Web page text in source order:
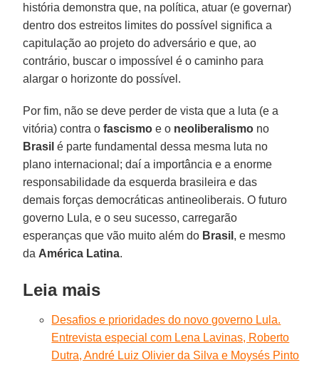
história demonstra que, na política, atuar (e governar)
dentro dos estreitos limites do possível significa a
capitulação ao projeto do adversário e que, ao
contrário, buscar o impossível é o caminho para
alargar o horizonte do possível.
Por fim, não se deve perder de vista que a luta (e a
vitória) contra ofascismo e o neoliberalismo no
Brasil é parte fundamental dessa mesma luta no
plano internacional; daí a importância e a enorme
responsabilidade da esquerda brasileira e das
demais forças democráticas antineoliberais. O futuro
governo Lula, e o seu sucesso, carregarão
esperanças que vão muito além do Brasil , e mesmo
da América Latina.
Leia mais
Desafios e prioridades do novo governo Lula.
Entrevista especial com Lena Lavinas, Roberto
Dutra, André Luiz Olivier da Silva e Moysés Pinto